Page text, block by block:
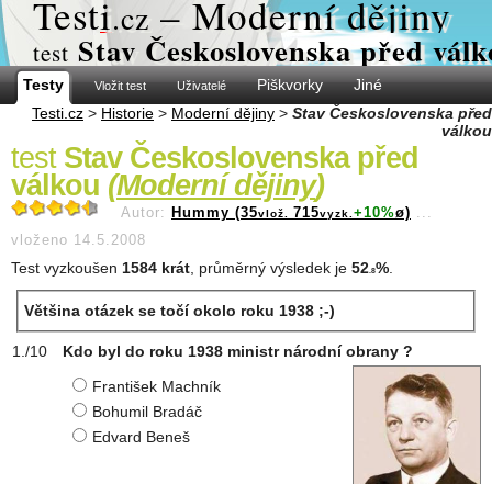
Testi.cz – Moderní dějiny
test Stav Československa před
Testy Vložit test Uživatelé Piškvorky
Jiné
Testi.cz > Historie > Moderní dějiny > Stav Československa před
válkou
test Stav Československa před
válkou (Moderní dějiny)
Autor: Hummy (35vlož. 715vyzk. +10%ø) ...
vloženo 14.5.2008
Test vyzkoušen 1584 krát , průměrný výsledek je 52 .8%
Většina otázek se točí okolo roku 1938 ;-)
Kdo byl do roku 1938 ministr národní obrany ?
František Machník
Bohumil Bradáč
Edvard Beneš